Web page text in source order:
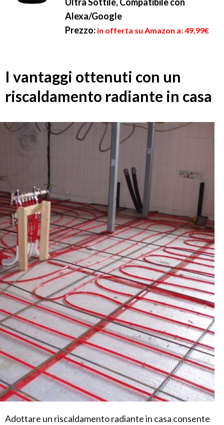
Alexa/Google
Prezzo: in offerta su Amazon a: 49,99€
I vantaggi ottenuti con un
riscaldamento radiante in casa
Adottare un riscaldamento radiante in casa consente